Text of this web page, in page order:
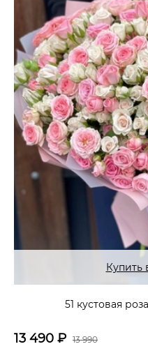
Купить
51 кустовая
13 490 ₽ 13 990